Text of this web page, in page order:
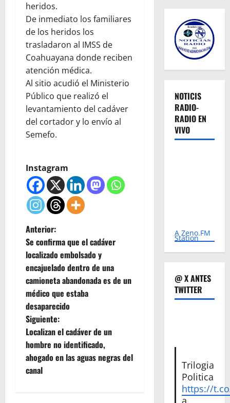
heridos.
De inmediato los familiares
de los heridos los
trasladaron al IMSS de
Coahuayana donde reciben
atención médica.
Al sitio acudió el Ministerio
Público que realizó el
levantamiento del cadáver
del cortador y lo envío al
Semefo.
Instagram
N
a
v
e
g
a
c
Anterior:
Se confirma que el cadáver
localizado embolsado y
encajuelado dentro de una
camioneta abandonada es de un
médico que estaba
desaparecido
Siguiente:
Localizan el cadáver de un
hombre no identificado,
ahogado en las aguas negras del
canal
NOTICIS
RADIO-
RADIO EN
VIVO
A Zeno.FM
Station
@ X ANTES
TWITTER
Trilogia
Politica
https://